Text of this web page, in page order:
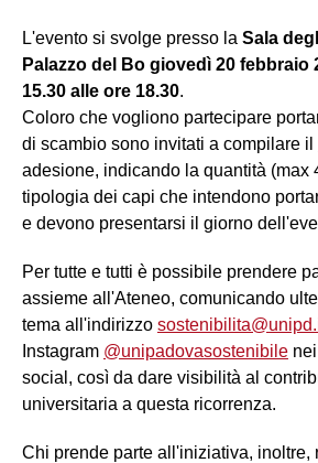
L'evento si svolge presso la Sala
Palazzo del Bo giovedì 20 febbraio
15.30 alle ore 18.30.
Coloro che vogliono partecipare
di scambio sono invitati a compilare il
adesione, indicando la quantità (max
tipologia dei capi che intendono
e devono presentarsi il giorno
Per tutte e tutti è possibile prendere
assieme all'Ateneo, comunicando
tema all'indirizzo
Instagram @unipadovasostenibile
social, così da dare visibilità al
universitaria a questa ricorrenza.
Chi prende parte all'iniziativa, inoltre,